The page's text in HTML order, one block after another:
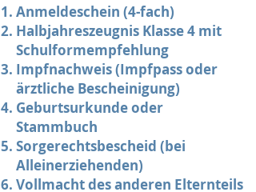
Anmeldeschein (4-fach)
Halbjahreszeugnis Klasse 4 mit
Schulformempfehlung
Impfnachweis (Impfpass oder
ärztliche Bescheinigung)
Geburtsurkunde oder
Stammbuch
Sorgerechtsbescheid (bei
Alleinerziehenden)
Vollmacht des anderen Elternteils